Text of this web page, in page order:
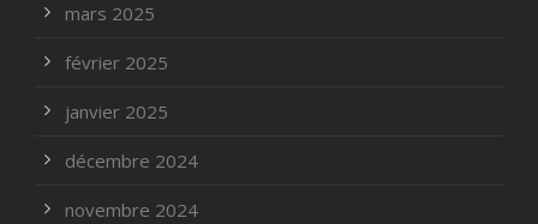
mars 2025
février 2025
janvier 2025
décembre 2024
novembre 2024